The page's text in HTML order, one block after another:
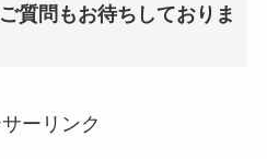
質問もお待ちしておりま
ーリンク